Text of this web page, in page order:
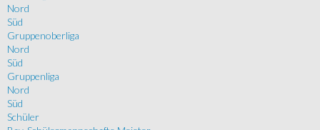
Nord
Süd
Gruppenoberliga
Nord
Süd
Gruppenliga
Nord
Süd
Schüler